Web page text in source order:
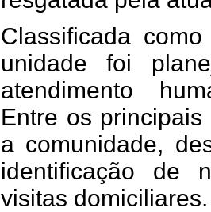
Classificada
unidade foi
atendimento
Entre os
a comunidade,
identificação de
visitas domiciliares.